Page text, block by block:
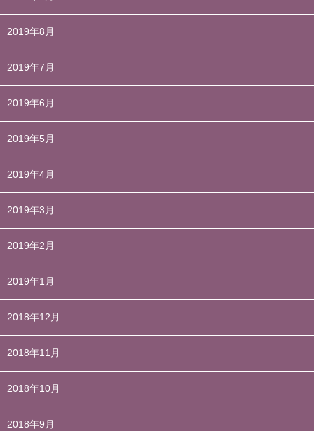
2019年8月
2019年7月
2019年6月
2019年5月
2019年4月
2019年3月
2019年2月
2019年1月
2018年12月
2018年11月
2018年10月
2018年9月